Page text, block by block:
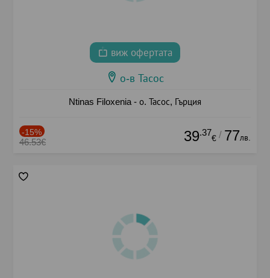
виж офертата
о-в Тасос
Ntinas Filoxenia - о. Тасос, Гърция
-15%
46.53€ 39.37
€ / 77лв.